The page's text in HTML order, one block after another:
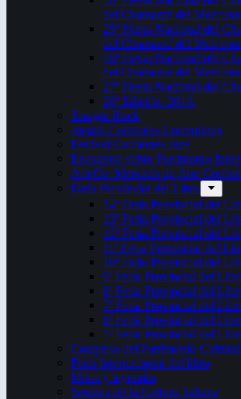
del Chamamé del Mercosur
29ª Fiesta Nacional del
del Chamamé del Mercosur
28ª Fiesta Nacional del
del Chamamé del Mercosur
27ª Fiesta Nacional del
26ª Edición. 2016.
Taragüi Rock
Juegos Culturales Correntinos
Festival Corrientes Jazz
Encuentro sobre Patrimonio
ArteCo. Mercado de Arte
Feria Provincial del Libro
14ª Feria Provincial del
13ª Feria Provincial del
12ª Feria Provincial del
11ª Feria Provincial del
10ª Feria Provincial del
9ª Feria Provincial del
8ª Feria Provincial del
7ª Feria Provincial del
6ª Feria Provincial del
5ª Feria Provincial del
Congreso del Patrimonio
Feria Internacional del libro
Mitos y leyendas
Semana de la Cultura Italiana